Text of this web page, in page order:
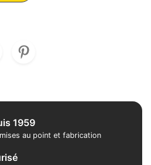
1959
au point et fabrication